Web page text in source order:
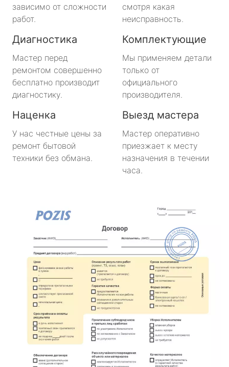
зависимо от сложности
работ.
смотря какая
неисправность.
Диагностика
Мастер перед
ремонтом совершенно
бесплатно производит
диагностику.
Комплектующие
Мы применяем детали
только от
официального
производителя.
Наценка
У нас честные цены за
ремонт бытовой
техники без обмана.
Выезд мастера
Мастер оперативно
приезжает к месту
назначения в течении
часа.